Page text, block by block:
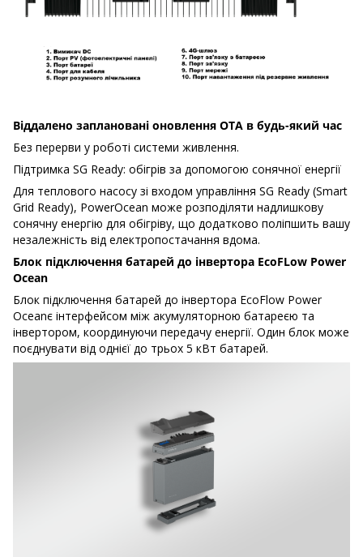
Віддалено заплановані оновлення OTA в будь-який час
Без перерви у роботі системи живлення.
Підтримка SG Ready: обігрів за допомогою сонячної енергії
Для теплового насосу зі входом управління SG Ready (Smart
Grid Ready), PowerOcean може розподіляти надлишкову
сонячну енергію для обігріву, що додатково поліпшить вашу
незалежність від електропостачання вдома.
Блок підключення батарей до інвертора EcoFLow Power
Ocean
Блок підключення батарей до інвертора EcoFlow Power
Oceanє інтерфейсом між акумуляторною батареєю та
інвертором, координуючи передачу енергії. Один блок може
поєднувати від однієї до трьох 5 кВт батарей.